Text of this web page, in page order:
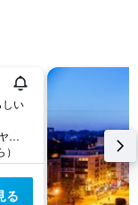
しい
Soseaua Bucium 18b, ヤシ, ルーマニア
る